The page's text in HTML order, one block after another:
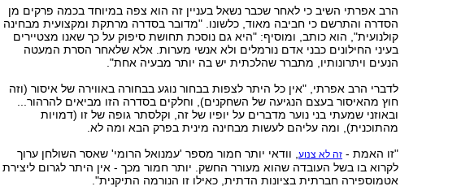
הרב אפרתי השיב כי לאחר שכבר נשאל בעניין זה הוא צפה במיוחד בכמה פרקים מן
הסדרה והתרשם כי חביבה מאוד, כלשונו. "מדובר בסדרה מרתקת ומקצועית מבחינה
קולנועית", הוא כותב, ומוסיף: "היא גם נוסכת תחושת סיפוק על כך שאנו מצטיירים
בעיני החילונים כבני אדם נורמלים ולא אנשי מערות. אלא שלאחר הסרת המעטה
הנעים ויתרונותיו, מתברר שהלכתית יש בה יותר מבעיה אחת".
לדברי הרב אפרתי, "אין כל היתר לצפות בבחור נוגע בבחורה באווירה של איסור (וזה
חוץ מהאיסור בעצם הנגיעה של השחקנים), וחלקים בסדרה הזו מביאים להרהור...
ובאוזני שמעתי בני נוער מדברים על יופיו של זה, וקלסתר גופה של זו (דמויות
מהתוכנית), ומה עליהם לעשות מבחינה מינית בפרק הבא ומה לא.
"זו האמת - זה לא צנוע, וודאי יותר חמור מספר 'עמנואל הרומי' שאסר השולחן ערוך
לקרוא בו בשל העובדה שהוא מעורר החשק. יותר חמור מכך - אין היתר לגרום ליצירת
אטמוספירה חברתית בציונות הדתית, כאילו זו הנורמה התיקנית".